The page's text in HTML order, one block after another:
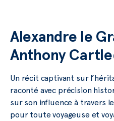
Alexandre le
Anthony
Un récit captivant sur
raconté avec précision
sur son influence à travers
pour toute voyageuse et